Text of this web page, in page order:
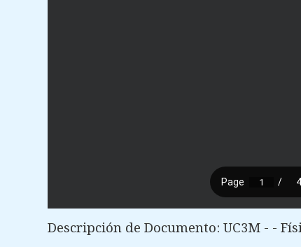
Descripción de Documento: UC3M - -